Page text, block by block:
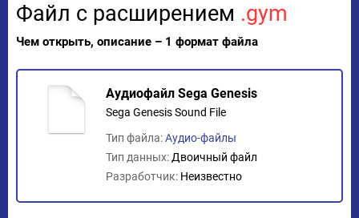
Файл с расширением .gym
Чем открыть, описание – 1 формат файла
Аудиофайл Sega Genesis
Sega Genesis Sound File
Тип файла:Аудио-файлы
Тип данных: Двоичный файл
Разработчик: Неизвестно